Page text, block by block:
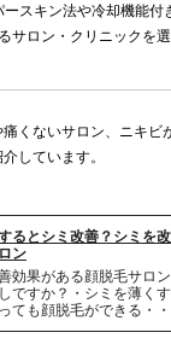
スキン法や冷却機能付
サロン・クリニックを選
くないサロン、ニキビ
しています。
るとシミ改善？シミを
ン
効果がある顔脱毛サロ
ですか？・シミを薄く
ても顔脱毛ができる・・